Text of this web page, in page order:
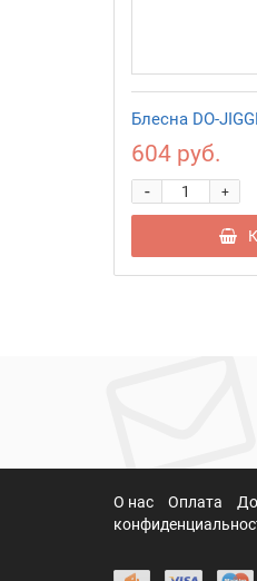
Блесна DO-
604 руб.
+
-
О нас Оплата